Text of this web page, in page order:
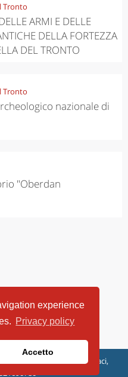
experience
Privacy policy
Accetto
Tronto
ARMI E DELLE
DELLA FORTEZZA
DEL TRONTO
Tronto
nazionale di
"Oberdan
SRL | Piazza Caduti di Capaci,